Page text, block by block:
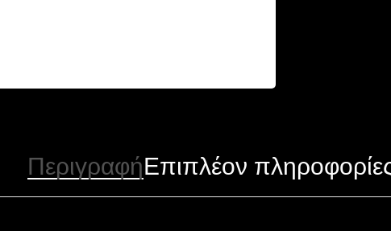
ΠεριγραφήΕπιπλέον